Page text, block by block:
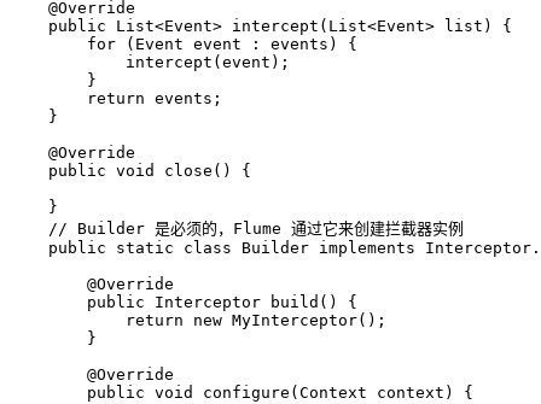
@Override
public List<Event> intercept (List<Event> list)
{
for (Event event : events) {
            intercept(event);
        }
return events;
    }
@Override
public void close ()
{
    }
// Builder 是必须的，Flume 通过它来创建拦截器实例
public
static class Builder implements Interceptor
@Override
public Interceptor build ()
{
return
new MyInterceptor();
        }
@Override
public void configure (Context context)
{